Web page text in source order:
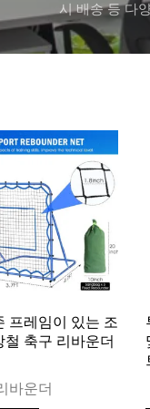
시 배송 등 다
프레임이 있는 조
철 축구 리바운더
바운더